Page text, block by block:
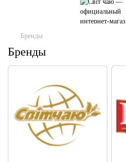
Бренды
Бренды